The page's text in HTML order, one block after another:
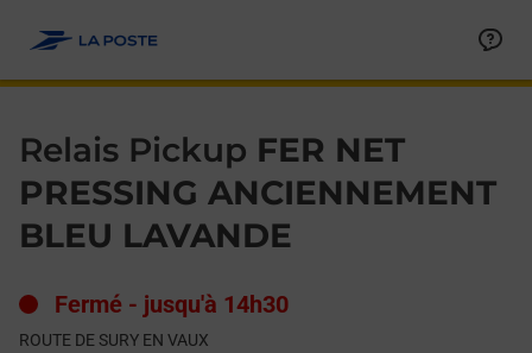
Relais Pickup FER NET
PRESSING ANCIENNEMENT
BLEU LAVANDE
Fermé - jusqu'à 14h30
ROUTE DE SURY EN VAUX